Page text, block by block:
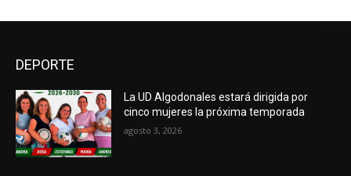
DEPORTE
La UD Algodonales estará dirigida por
cinco mujeres la próxima temporada
agosto 3, 2026